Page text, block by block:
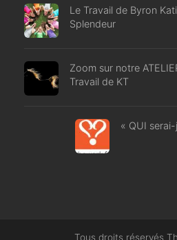
Le Travail de Byron
Splendeur
Zoom sur notre
Travail de KT
« QUI
Tous droits réservés